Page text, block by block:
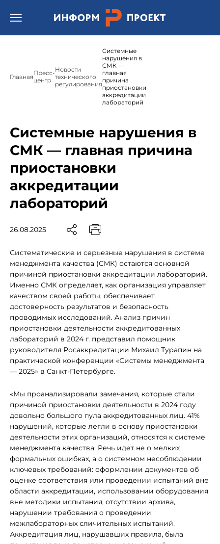
Открыть бургер меню.
ГлавнаяПресс-
центр
Новости
технического
регулирования
Системные
нарушения в
СМК —
главная
причина
приостановки
аккредитации
лабораторий
Системные нарушения в
СМК — главная причина
приостановки
аккредитации
лабораторий
26.08.2025
Систематические и серьезные нарушения в системе
менеджмента качества (СМК) остаются основной
причиной приостановки аккредитации лабораторий.
Именно СМК определяет, как организация управляет
качеством своей работы, обеспечивает
достоверность результатов и безопасность
проводимых исследований. Анализ причин
приостановки деятельности аккредитованных
лабораторий в 2024 г. представил помощник
руководителя Росаккредитации Михаил Турапин на
практической конференции «Системы менеджмента
— 2025» в Санкт-Петербурге.
«Мы проанализировали замечания, которые стали
причиной приостановки деятельности в 2024 году
довольно большого пула аккредитованных лиц. 41%
нарушений, которые легли в основу приостановки
деятельности этих организаций, относятся к системе
менеджмента качества. Речь идет не о мелких
формальных ошибках, а о системном несоблюдении
ключевых требований: оформлении документов об
оценке соответствия или проведении испытаний вне
области аккредитации, использовании оборудования
вне методики испытания, отсутствии архива,
нарушении требования о проведении
межлабораторных сличительных испытаний.
Аккредитация лиц, нарушавших правила, была